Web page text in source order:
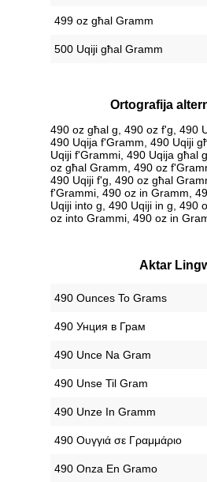
499 oz għal Gramm
500 Uqiji għal Gramm
Ortografija
490 oz għal g, 490 oz f'g, 490
490 Uqija f'Gramm, 490 Uqiji
Uqiji f'Grammi, 490 Uqija għal
oz għal Gramm, 490 oz
490 Uqiji f'g, 490 oz għal
f'Grammi, 490 oz in Gramm,
Uqiji into g, 490 Uqiji in g, 490
oz into Grammi, 490 oz in
Aktar
‎490 Ounces To Grams
‎490 Унция в Грам
‎490 Unce Na Gram
‎490 Unse Til Gram
‎490 Unze In Gramm
‎490 Ουγγιά σε Γραμμάριο
‎490 Onza En Gramo